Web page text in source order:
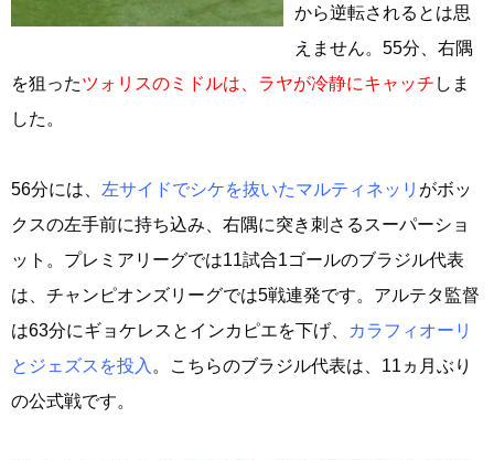
から逆転されるとは思
えません。55分、右隅
を狙ったツォリスのミドルは、ラヤが冷静にキャッチ しま
した。
56分には、 左サイドでシケを抜いたマルティネッリ がボッ
クスの左手前に持ち込み、右隅に突き刺さるスーパーショ
ット。プレミアリーグでは11試合1ゴールのブラジル代表
は、チャンピオンズリーグでは5戦連発です。アルテタ監督
は63分にギョケレスとインカピエを下げ、
カラフィオーリ
とジェズスを投入 。こちらのブラジル代表は、11ヵ月ぶり
の公式戦です。